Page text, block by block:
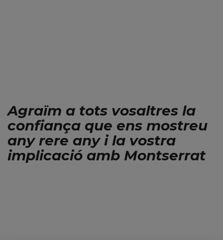
Agraïm a tots vosaltres la
confiança que ens mostreu
any rere any i la vostra
implicació amb Montserrat